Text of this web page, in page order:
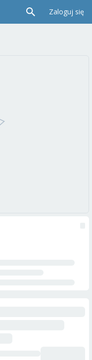
Zaloguj się